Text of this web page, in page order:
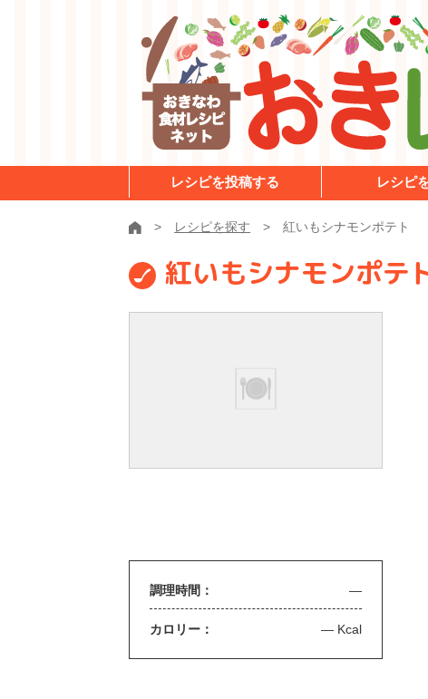
レシピを投稿する レシピ
レシピを探す 紅いもシナモンポテト
紅いもシナモンポテ
調理時間： —
カロリー： — Kcal